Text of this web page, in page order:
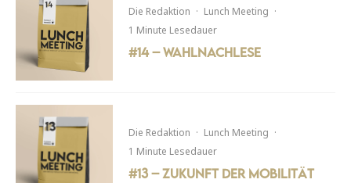
Die Redaktion · Lunch Meeting ·
1 Minute Lesedauer
#14 – Wahlnachlese
Die Redaktion · Lunch Meeting ·
1 Minute Lesedauer
#13 – Zukunft der Mobilität